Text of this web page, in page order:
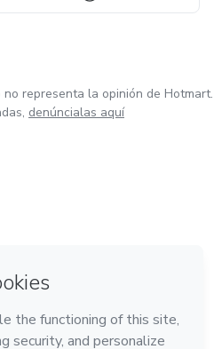
representa la opinión de Hotmart.
denúncialas aquí